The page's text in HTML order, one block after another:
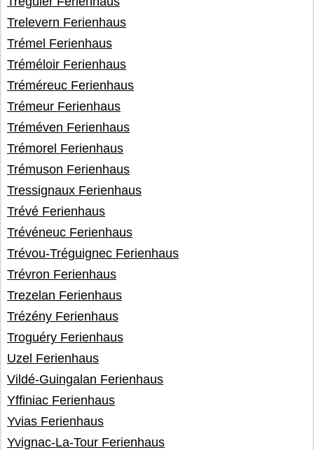
Trelevern Ferienhaus
Trémel Ferienhaus
Tréméloir Ferienhaus
Tréméreuc Ferienhaus
Trémeur Ferienhaus
Tréméven Ferienhaus
Trémorel Ferienhaus
Trémuson Ferienhaus
Tressignaux Ferienhaus
Trévé Ferienhaus
Trévéneuc Ferienhaus
Trévou-Tréguignec Ferienhaus
Trévron Ferienhaus
Trezelan Ferienhaus
Trézény Ferienhaus
Troguéry Ferienhaus
Uzel Ferienhaus
Vildé-Guingalan Ferienhaus
Yffiniac Ferienhaus
Yvias Ferienhaus
Yvignac-La-Tour Ferienhaus